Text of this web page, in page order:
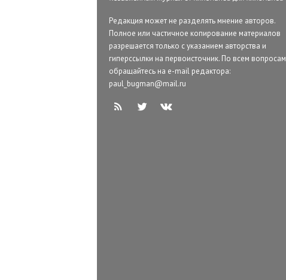
Редакция может не разделять мнение авторов.
Полное или частичное копирование материалов
разрешается только с указанием авторства и
гиперссылки на первоисточник. По всем вопросам
обращайтесь на e-mail редактора:
paul_bugman@mail.ru